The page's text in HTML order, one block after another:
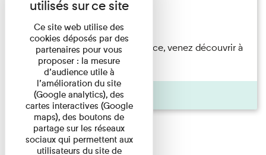
Festival
Du 23/08/2026 au 23/08/2026
Accompagnés par une médiatrice, venez découvrir à
travers une visite du ...
Agenda
Ce site web utilise des
cookies déposés par des
partenaires pour vous
proposer : la mesure
d’audience utile à
l’amélioration du site
(Google analytics), des
cartes interactives (Google
maps), des boutons de
partage sur les réseaux
sociaux qui permettent aux
utilisateurs du site de